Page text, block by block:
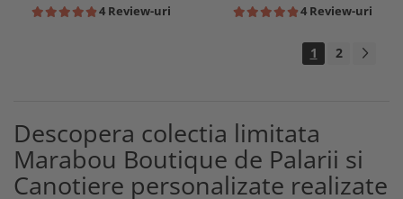
4 Review-uri 4 Review-uri
1 2
Descopera colectia limitata
Marabou Boutique de Palarii si
Canotiere personalizate realizate